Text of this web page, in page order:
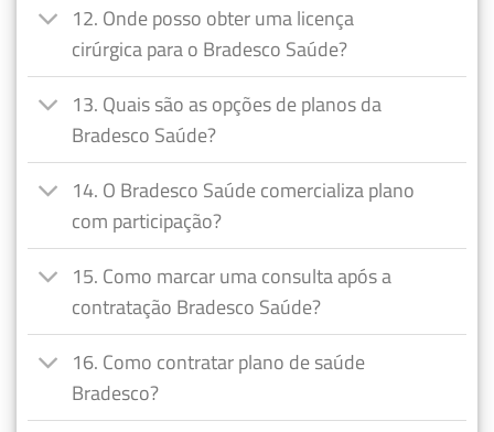
12. Onde posso obter uma licença
cirúrgica para o Bradesco Saúde?
13. Quais são as opções de planos da
Bradesco Saúde?
14. O Bradesco Saúde comercializa plano
com participação?
15. Como marcar uma consulta após a
contratação Bradesco Saúde?
16. Como contratar plano de saúde
Bradesco?